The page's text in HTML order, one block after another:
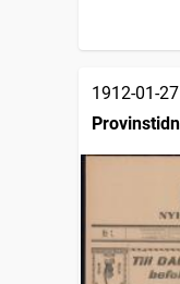
1912-01-27